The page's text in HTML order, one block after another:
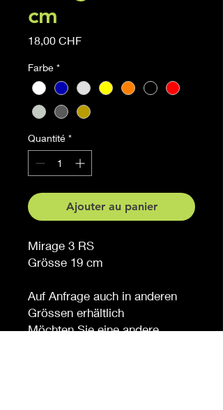
cm
18,00 CHFPrix
Farbe *
Quantité *
Ajouter au panier
Mirage 3 RS
Grösse 19 cm
Auf Anfrage auch in anderen
Grössen erhältlich
Möchten Sie eine andere